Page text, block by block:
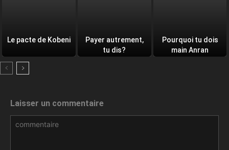
Le pacte de Kobeni
Payer autrement,
tu dis?
Pourquoi tu dois
main Anran
Laisser un commentaire